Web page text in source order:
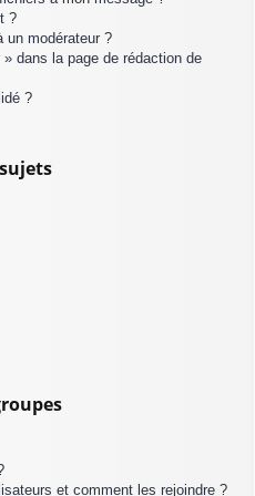
?
un modérateur ?
dans la page de rédaction de
?
et comment les rejoindre ?